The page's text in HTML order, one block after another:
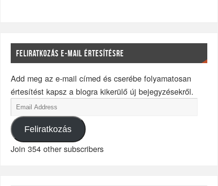
FELIRATKOZÁS E-MAIL ÉRTESÍTÉSRE
Add meg az e-mail címed és cserébe folyamatosan
értesítést kapsz a blogra kikerülő új bejegyzésekről.
Feliratkozás
Join 354 other subscribers